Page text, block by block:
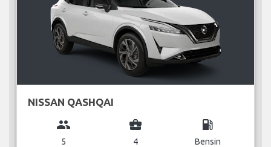
NISSAN QASHQAI
group
5
business_center
4
local_gas_station
Bensin